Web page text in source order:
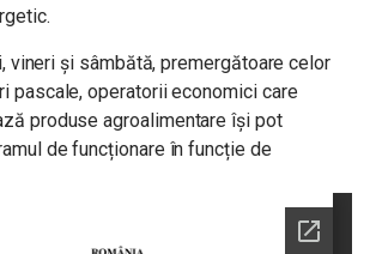
vineri și sâmbătă, premergătoare celor
pascale, operatorii economici care
produse agroalimentare își pot
de funcționare în funcție de